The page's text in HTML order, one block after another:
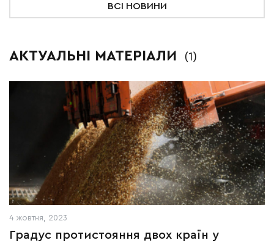
ВСІ НОВИНИ
АКТУАЛЬНІ МАТЕРІАЛИ (1)
4 жовтня, 2023
Градус протистояння двох країн у